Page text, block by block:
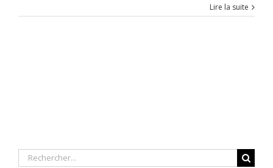
Lire la suite
Rechercher: